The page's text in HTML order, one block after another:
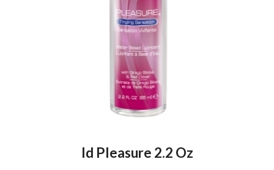
Id Pleasure 2.2 Oz